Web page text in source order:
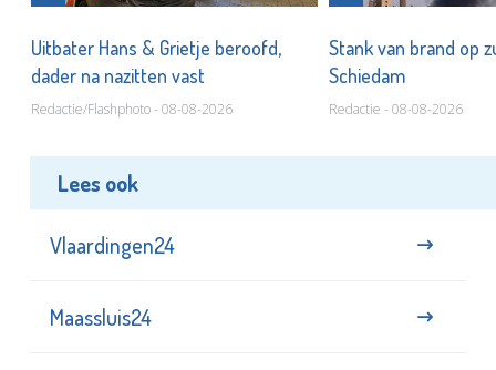
Uitbater Hans & Grietje beroofd,
dader na nazitten vast
Redactie/Flashphoto - 08-08-2026
Stank van brand op
Schiedam
Redactie - 08-08-2026
Lees ook
Vlaardingen24
Maassluis24